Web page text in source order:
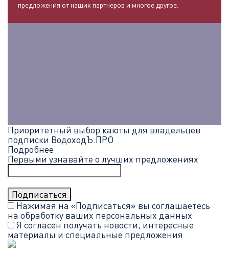
предложения от наших партнеров и многое другое.
Приоритетный выбор каюты для владельцев
подписки ВодоходЪ.ПРО
Подробнее
Первыми узнавайте о лучших предложениях
Нажимая на «Подписаться» вы соглашаетесь
на обработку ваших персональных данных
Я согласен получать новости, интересные
материалы и специальные предложения